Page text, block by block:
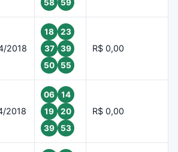
58
59
2018
18
23
37
39
50
55
R$ 0,00
2018
06
14
19
20
39
53
R$ 0,00